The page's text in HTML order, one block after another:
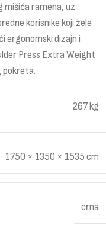
mišića ramena, uz
korisnike koji žele
ergonomski dizajn i
Press Extra Weight
pokreta.
267 kg
1750 × 1350 × 1535 cm
crna